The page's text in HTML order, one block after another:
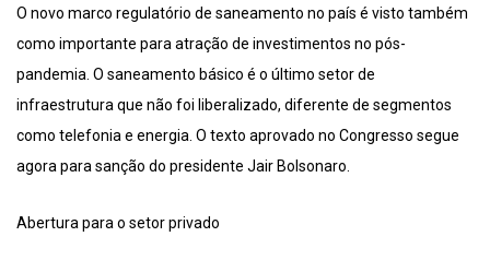
O novo marco regulatório de saneamento no país é visto também
como importante para atração de investimentos no pós-
pandemia. O saneamento básico é o último setor de
infraestrutura que não foi liberalizado, diferente de segmentos
como telefonia e energia. O texto aprovado no Congresso segue
agora para sanção do presidente Jair Bolsonaro.
Abertura para o setor privado